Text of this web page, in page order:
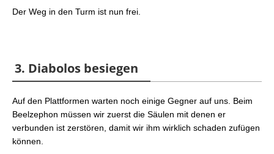
Der Weg in den Turm ist nun frei.
3. Diabolos besiegen
Auf den Plattformen warten noch einige Gegner auf uns. Beim
Beelzephon müssen wir zuerst die Säulen mit denen er
verbunden ist zerstören, damit wir ihm wirklich schaden zufügen
können.